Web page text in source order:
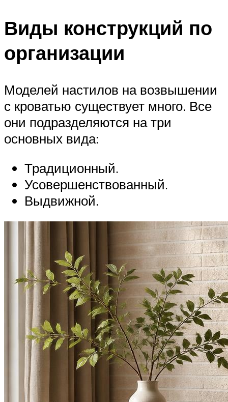
Виды конструкций по
организации
Моделей настилов на возвышении
с кроватью существует много. Все
они подразделяются на три
основных вида:
Традиционный.
Усовершенствованный.
Выдвижной.